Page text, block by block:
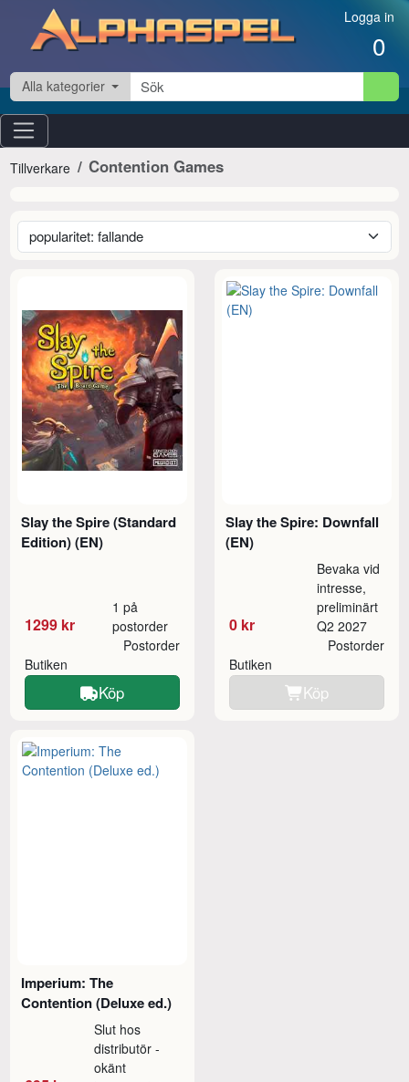
Hoppa till innehåll Logga in
0
Alla kategorier
Tillverkare Contention Games
Slay the Spire (Standard
Edition) (EN)
1299 kr
1 på
postorder
Butiken
Postorder
Köp
Slay the Spire: Downfall
(EN)
0 kr
Bevaka vid
intresse,
preliminärt
Q2 2027
Butiken
Postorder
Köp
Imperium: The
Contention (Deluxe ed.)
Slut hos
distributör -
okänt